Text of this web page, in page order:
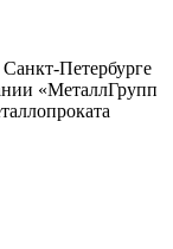
Петербурге
«МеталлГрупп